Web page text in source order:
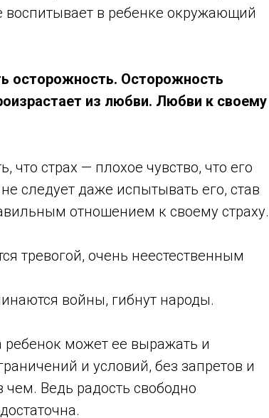
воспитывает в ребенке окружающий
осторожность. Осторожность
из любви. Любви к своему
что страх — плохое чувство, что его
следует даже испытывать его, став
отношением к своему страху.
тревогой, очень неестественным
войны, гибнут народы.
ребенок может ее выражать и
и условий, без запретов и
Ведь радость свободно